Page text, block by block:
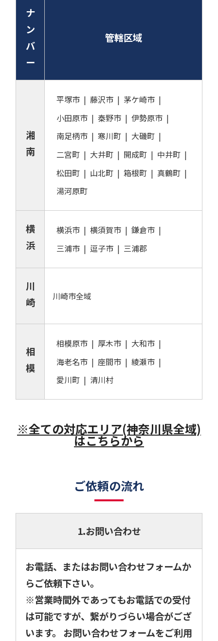
ナ
ン
バ
ー
管轄区域
湘
南
平塚市 藤沢市
茅ケ崎市
小田原市
秦野市
伊勢原市
南足柄市
寒川町
大磯町
二宮町
大井町 開成町
中井町
松田町
山北町 箱根町
真鶴町
湯河原町
横
浜
横浜市 横須賀市
鎌倉市
三浦市
逗子市 三浦郡
川
崎
川崎市全域
相
模
相模原市 厚木市
大和市
海老名市
座間市
綾瀬市
愛川町
清川村
※全ての対応エリア(神奈川県全域)
はこちらから
ご依頼の流れ
1.お問い合わせ
お電話、またはお問い合わせフォームか
らご依頼下さい。
※営業時間外であってもお電話での受付
は可能ですが、繋がりづらい場合がござ
います。 お問い合わせフォームをご利用